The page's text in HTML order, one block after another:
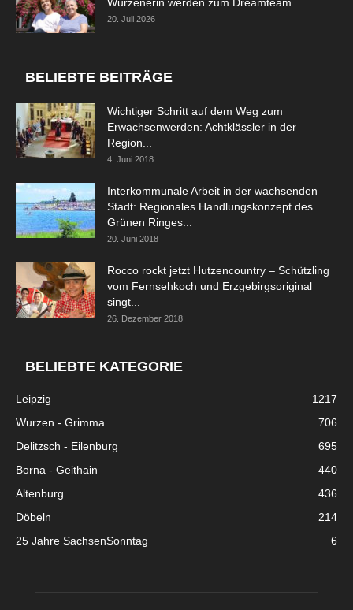
20. Juli 2026
BELIEBTE BEITRÄGE
Wichtiger Schritt auf dem Weg zum
Erwachsenwerden: Achtklässler in der
Region...
4. Juni 2018
Interkommunale Arbeit in der wachsenden
Stadt: Regionales Handlungskonzept des
Grünen Ringes...
20. Juni 2018
Rocco rockt jetzt Hutzencountry – Schützling
vom Fernsehkoch und Erzgebirgsoriginal
singt...
26. Dezember 2018
BELIEBTE KATEGORIE
Leipzig
1217
Wurzen - Grimma
706
Delitzsch - Eilenburg
695
Borna - Geithain
440
Altenburg
436
Döbeln
214
25 Jahre SachsenSonntag
6